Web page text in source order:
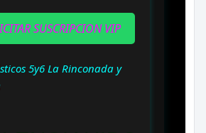
SUSCRIPCION VIP